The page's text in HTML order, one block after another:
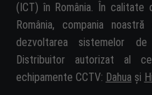
(ICT) în România. În
România, compania
dezvoltarea sistemelor
Distribuitor autorizat al
echipamente CCTV: Dahua și